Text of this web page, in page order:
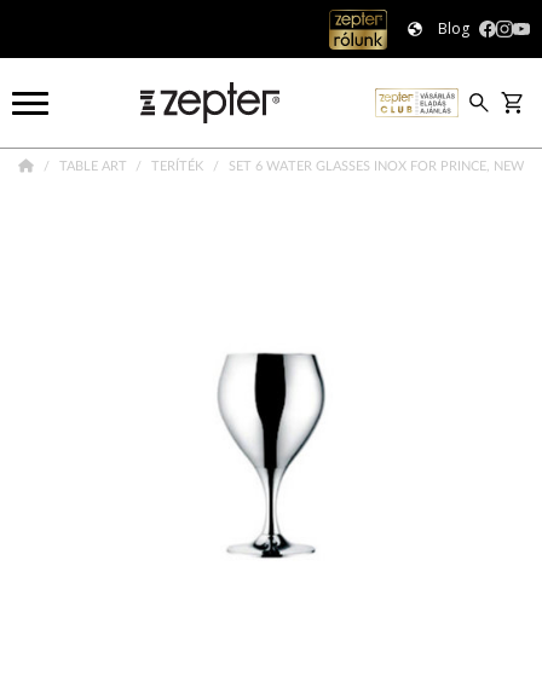
Blog
TABLE ART TERÍTÉK SET 6 WATER GLASSES INOX FOR PRINCE, NEW